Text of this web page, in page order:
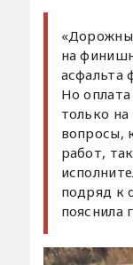
на
асфальта
Но
только
вопросы,
работ,
подряд к
пояснила